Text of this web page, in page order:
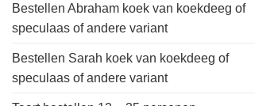
Bestellen Abraham koek van koekdeeg of
speculaas of andere variant
Bestellen Sarah koek van koekdeeg of
speculaas of andere variant